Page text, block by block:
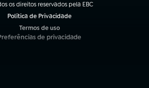
os direitos reservados pela EBC
Política de Privacidade
Termos de uso
(abre em nova aba)
de privacidade